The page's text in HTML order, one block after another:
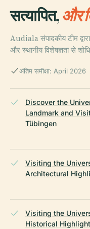
सत्यापित,और
Audiala संपादकीय टीम
और स्थानीय विशेषज्ञता से
अंतिम समीक्षा: April 2026
Discover the
Landmark and
Tübingen
Visiting the
Architectural
Visiting the
Historical